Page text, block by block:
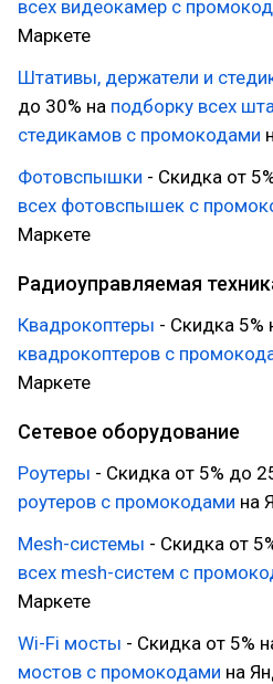
всех видеокамер с
Маркете
Штативы, держатели и
до 30% на подборку всех
стедикамов с промокодами
Фотовспышки - Скидка от
всех фотовспышек с
Маркете
Радиоуправляемая
Квадрокоптеры - Скидка 5%
квадрокоптеров с
Маркете
Сетевое оборудование
Роутеры - Скидка от 5% до
роутеров с промокодами на
Mesh-системы - Скидка от
всех mesh-систем с
Маркете
Wi-Fi мосты - Скидка от 5%
мостов с промокодами на